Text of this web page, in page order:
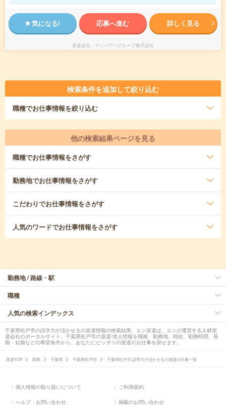
気になる! 応募へ進む 詳しく見る
派遣会社 マンパワーグループ株式会社
検索条件を追加して絞り込む
職種でお仕事情報を絞り込む
他の検索結果ページを見る
職種でお仕事情報をさがす
勤務地でお仕事情報をさがす
こだわりでお仕事情報をさがす
人気のワードでお仕事情報をさがす
勤務地 / 路線・駅
職種
人気の検索インデックス
千葉県松戸市の語学力が活かせるの派遣情報の検索結果。エン派遣は、エンが運営する人材派
遣会社のポータルサイト。千葉県松戸市の派遣/求人情報を職種、勤務地、時給、勤務時間、長
期・短期などの希望条件から、あなたにピッタリの派遣のお仕事を探せます。
派遣TOP 関東 千葉県 千葉県松戸市 千葉県松戸市 語学力が活かせるの派遣の仕事一覧
個人情報の取り扱いについて ご利用規約
ヘルプ・お問い合わせ 掲載のお問い合わせ